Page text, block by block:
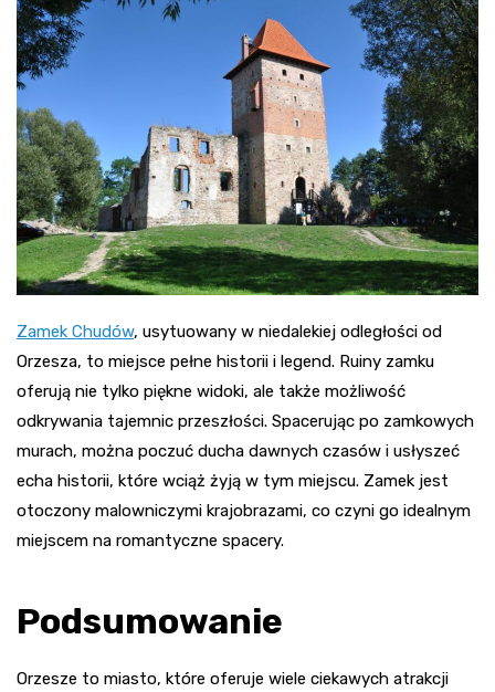
Zamek Chudów, usytuowany w niedalekiej odległości od
Orzesza, to miejsce pełne historii i legend. Ruiny zamku
oferują nie tylko piękne widoki, ale także możliwość
odkrywania tajemnic przeszłości. Spacerując po zamkowych
murach, można poczuć ducha dawnych czasów i usłyszeć
echa historii, które wciąż żyją w tym miejscu. Zamek jest
otoczony malowniczymi krajobrazami, co czyni go idealnym
miejscem na romantyczne spacery.
Podsumowanie
Orzesze to miasto, które oferuje wiele ciekawych atrakcji